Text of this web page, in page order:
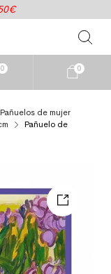
0 0
Pañuelos de mujer
Pañuelo de